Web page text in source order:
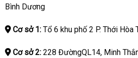
Bình Dương
Cơ sở 1:Tổ 6 khu phố 2 P. Thới Hòa
Cơ sở 2:228 ĐườngQL14, Minh